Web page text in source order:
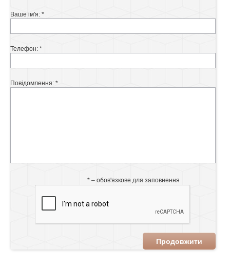
Ваше ім'я: *
Телефон: *
Повідомлення: *
* – обов'язкове для заповнення
Продовжити